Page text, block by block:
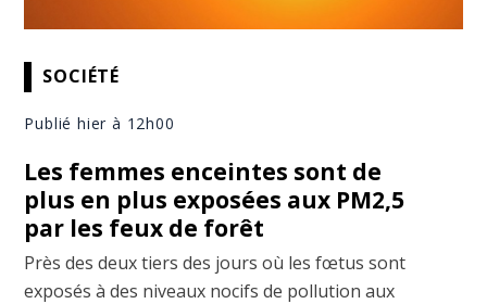
SOCIÉTÉ
Publié hier à 12h00
Les femmes enceintes sont de
plus en plus exposées aux PM2,5
par les feux de forêt
Près des deux tiers des jours où les fœtus sont
exposés à des niveaux nocifs de pollution aux